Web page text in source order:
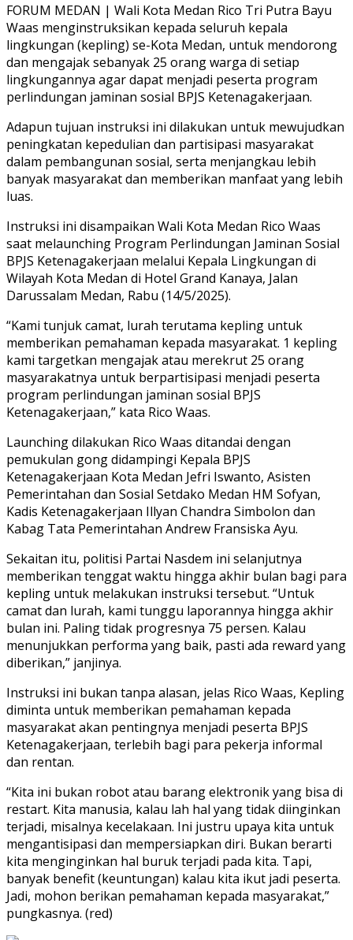
FORUM MEDAN | Wali Kota Medan Rico Tri Putra Bayu
Waas menginstruksikan kepada seluruh kepala
lingkungan (kepling) se-Kota Medan, untuk mendorong
dan mengajak sebanyak 25 orang warga di setiap
lingkungannya agar dapat menjadi peserta program
perlindungan jaminan sosial BPJS Ketenagakerjaan.
Adapun tujuan instruksi ini dilakukan untuk mewujudkan
peningkatan kepedulian dan partisipasi masyarakat
dalam pembangunan sosial, serta menjangkau lebih
banyak masyarakat dan memberikan manfaat yang lebih
luas.
Instruksi ini disampaikan Wali Kota Medan Rico Waas
saat melaunching Program Perlindungan Jaminan Sosial
BPJS Ketenagakerjaan melalui Kepala Lingkungan di
Wilayah Kota Medan di Hotel Grand Kanaya, Jalan
Darussalam Medan, Rabu (14/5/2025).
“Kami tunjuk camat, lurah terutama kepling untuk
memberikan pemahaman kepada masyarakat. 1 kepling
kami targetkan mengajak atau merekrut 25 orang
masyarakatnya untuk berpartisipasi menjadi peserta
program perlindungan jaminan sosial BPJS
Ketenagakerjaan,” kata Rico Waas.
Launching dilakukan Rico Waas ditandai dengan
pemukulan gong didampingi Kepala BPJS
Ketenagakerjaan Kota Medan Jefri Iswanto, Asisten
Pemerintahan dan Sosial Setdako Medan HM Sofyan,
Kadis Ketenagakerjaan Illyan Chandra Simbolon dan
Kabag Tata Pemerintahan Andrew Fransiska Ayu.
Sekaitan itu, politisi Partai Nasdem ini selanjutnya
memberikan tenggat waktu hingga akhir bulan bagi para
kepling untuk melakukan instruksi tersebut. “Untuk
camat dan lurah, kami tunggu laporannya hingga akhir
bulan ini. Paling tidak progresnya 75 persen. Kalau
menunjukkan performa yang baik, pasti ada reward yang
diberikan,” janjinya.
Instruksi ini bukan tanpa alasan, jelas Rico Waas, Kepling
diminta untuk memberikan pemahaman kepada
masyarakat akan pentingnya menjadi peserta BPJS
Ketenagakerjaan, terlebih bagi para pekerja informal
dan rentan.
“Kita ini bukan robot atau barang elektronik yang bisa di
restart. Kita manusia, kalau lah hal yang tidak diinginkan
terjadi, misalnya kecelakaan. Ini justru upaya kita untuk
mengantisipasi dan mempersiapkan diri. Bukan berarti
kita menginginkan hal buruk terjadi pada kita. Tapi,
banyak benefit (keuntungan) kalau kita ikut jadi peserta.
Jadi, mohon berikan pemahaman kepada masyarakat,”
pungkasnya. (red)